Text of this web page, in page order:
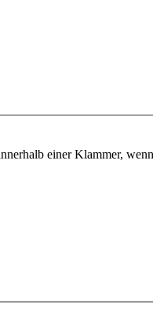
einer Klammer,